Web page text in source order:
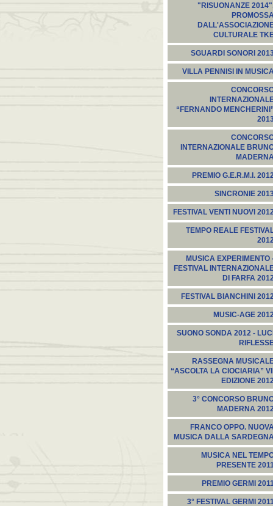
"RISUONANZE
PROMOSSA
CULTURALE
SGUARDI SONORI
VILLA PENNISI IN MUSICA
“FERNANDO MENCHERINI”
INTERNAZIONALE
MADERNA
PREMIO G.E.R.M.I. 2012
SINCRONIE
FESTIVAL VENTI NUOVI 2012
TEMPO REALE
2012
MUSICA EXPERIMENTO
FESTIVAL
DI FARFA 2012
FESTIVAL BIANCHINI 2012
MUSIC-AGE 2012
SUONO SONDA 2012 - LUCI
RASSEGNA
“ASCOLTA LA CIOCIARIA” VII
EDIZIONE 2012
3° CONCORSO
MADERNA 2012
FRANCO OPPO. NUOVA
MUSICA DALLA SARDEGNA
MUSICA NEL
PRESENTE 2011
PREMIO GERMI 2011
3° FESTIVAL GERMI 2011